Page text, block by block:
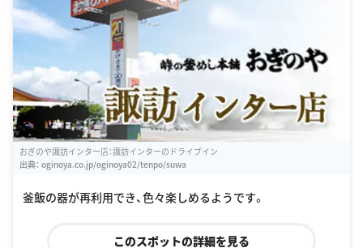
おぎのや諏訪インター店：諏訪インターのドライブイン
出典： oginoya.co.jp/oginoya02/tenpo/suwa
釜飯の器が再利用でき、色々楽しめるようです。
このスポットの詳細を見る